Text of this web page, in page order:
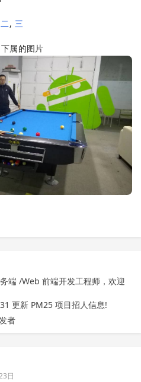
二, 三
属的图片
端 /Web 前端开发工程师，欢迎
更新 PM25 项目招人信息!
者
日